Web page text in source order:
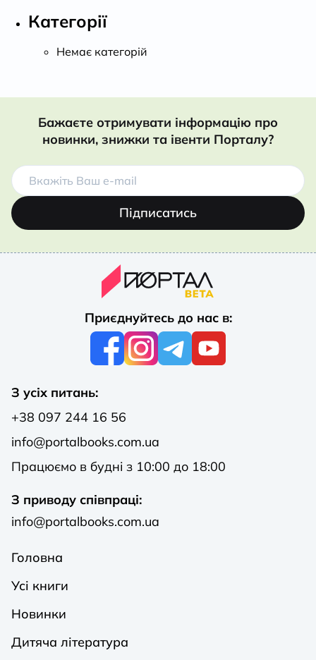
Категорії
Немає категорій
Бажаєте отримувати інформацію про
новинки, знижки та івенти Порталу?
Підписатись
Приєднуйтесь до нас в:
З усіх питань:
+38 097 244 16 56
info@portalbooks.com.ua
Працюємо в будні з 10:00 до 18:00
З приводу співпраці:
info@portalbooks.com.ua
Головна
Усі книги
Новинки
Дитяча література